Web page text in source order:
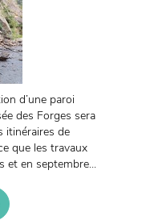
d’une paroi
des Forges sera
itinéraires de
que les travaux
et en septembre...